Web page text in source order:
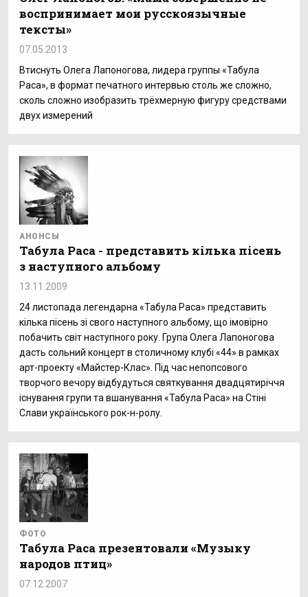
воспринимает мои русскоязычные
тексты»
07.05.2013
Втиснуть Олега Лапоногова, лидера группы «Табула
Раса», в формат печатного интервью столь же сложно,
сколь сложно изобразить трёхмерную фигуру средствами
двух измерений
АНОНСЫ
Табула Раса - представить кілька пісень
з наступного альбому
13.11.2009
24 листопада легендарна «Табула Раса» представить
кілька пісень зі свого наступного альбому, що імовірно
побачить світ наступного року. Група Олега Лапоногова
дасть сольний концерт в столичному клубі «44» в рамках
арт-проекту «Майстер-Клас». Під час непопсового
творчого вечору відбудуться святкування двадцятиріччя
існування групи та вшанування «Табула Раса» на Стіні
Слави українського рок-н-ролу.
ФОТО
Табула Раса презентовали «Музыку
народов птиц»
07.12.2007